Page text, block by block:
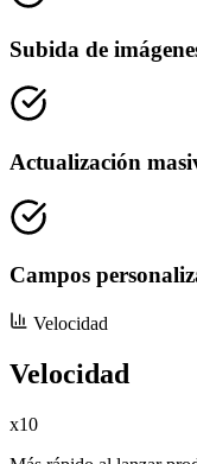
Subida de
Actualización
Campos
Velocidad
Velocidad
x10